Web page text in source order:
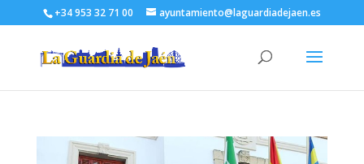
+34 953 32 71 00 ayuntamiento@laguardiadejaen.es